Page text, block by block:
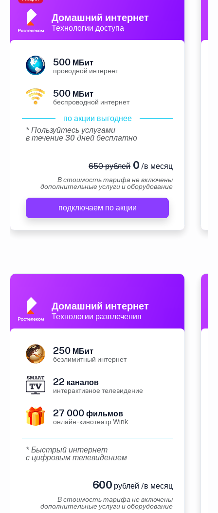
Домашний интернет
Технологии доступа
500 МБит
проводной интернет
500 МБит
беспроводной интернет
по акции выгоднее
* Пользуйтесь услугами
в течение 30 дней бесплатно
650 рублей0 /в месяц
В стоимость тарифа не включены
дополнительные услуги и оборудование
подключаем по акции
Домашний интернет
Технологии развлечения
250 МБит
безлимитный интернет
22 каналов
интерактивное телевидение
27 000 фильмов
онлайн-кинотеатр Wink
* Быстрый интернет
с цифровым телевидением
600 рублей /в месяц
В стоимость тарифа не включены
дополнительные услуги и оборудование